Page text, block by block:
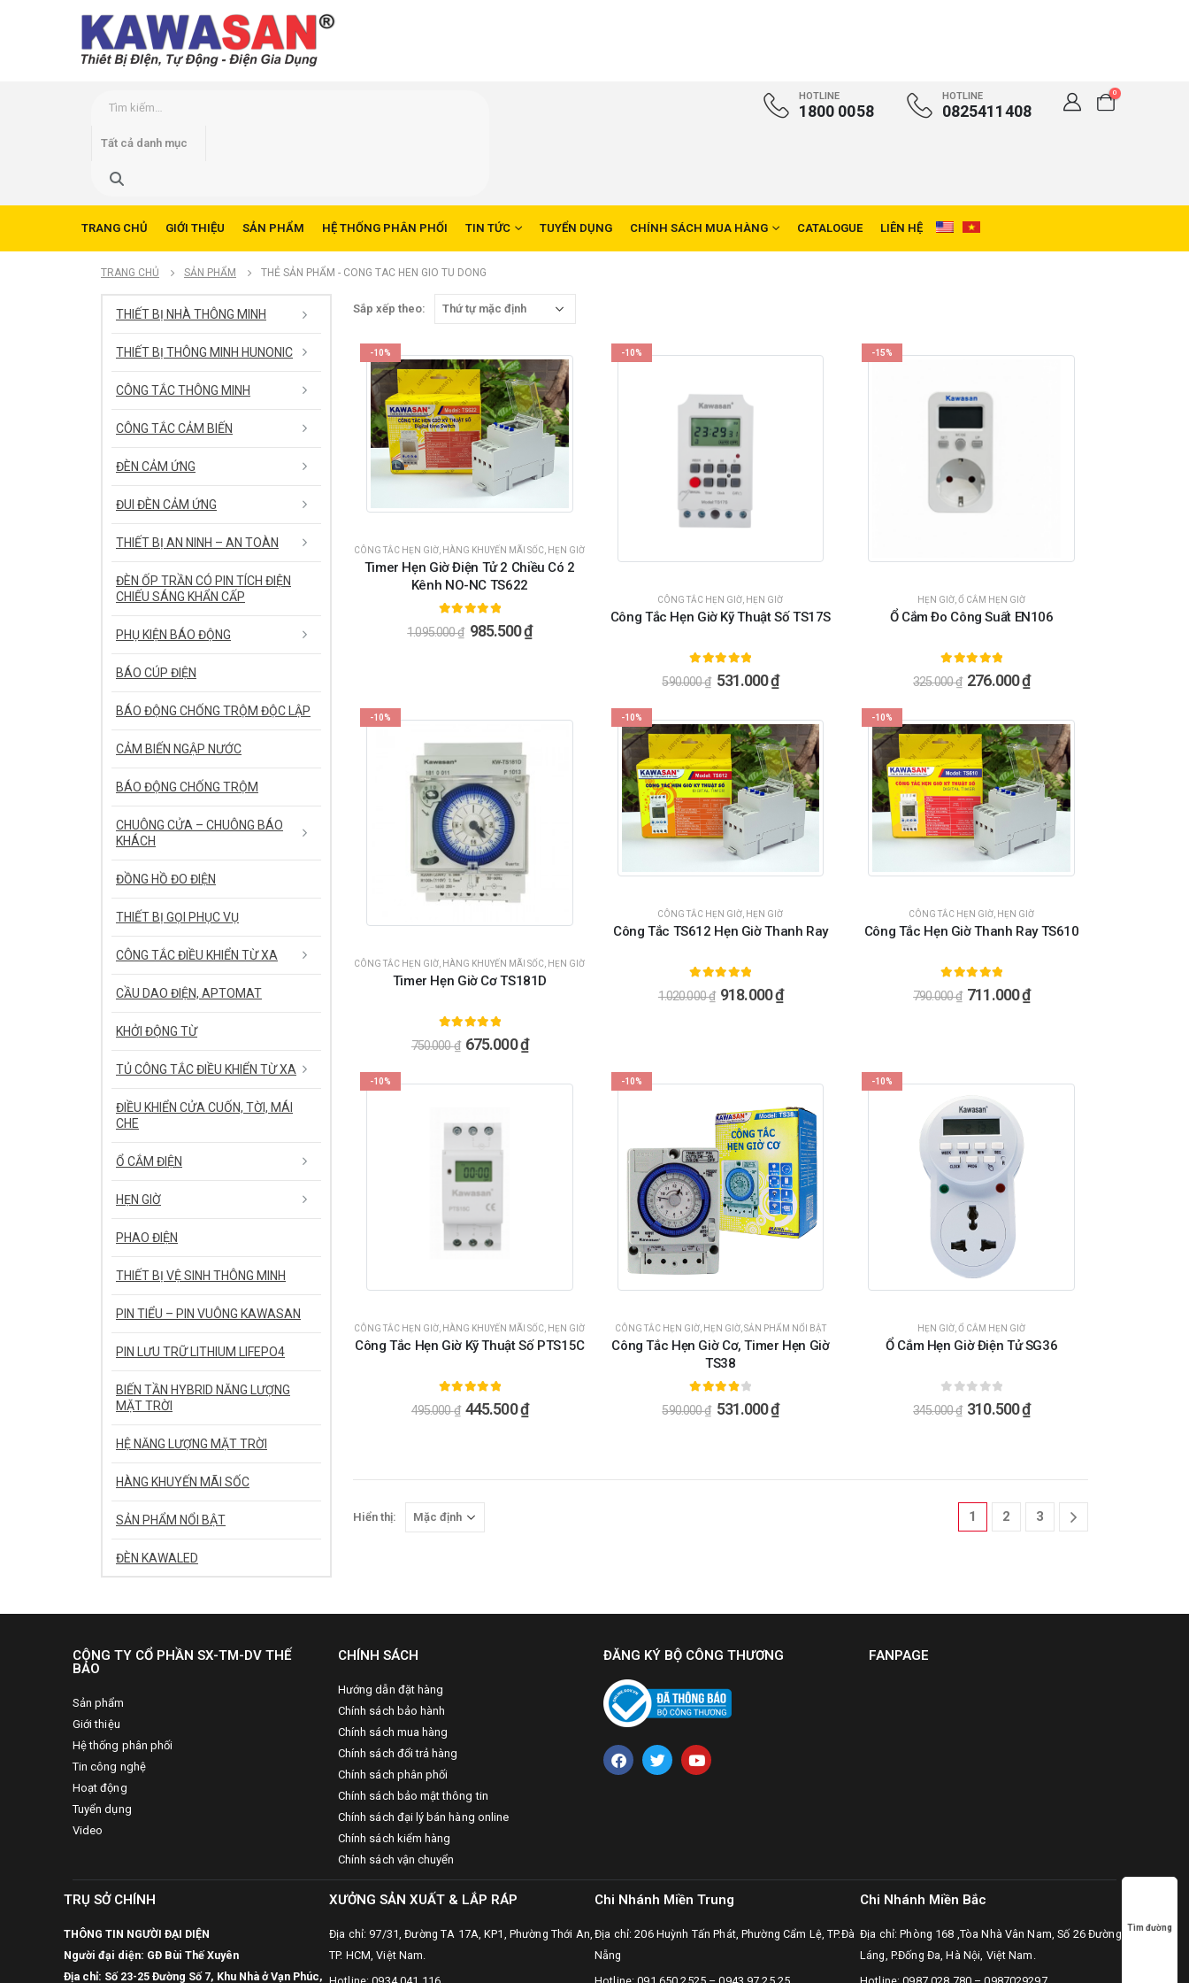
HOTLINE
1800 0058
HOTLINE
0825411408
0
TRANG CHỦ GIỚI THIỆU SẢN PHẨM HỆ THỐNG PHÂN PHỐI TIN TỨC TUYỂN DỤNG CHÍNH SÁCH MUA HÀNG CATALOGUE LIÊN HỆ
TRANG CHỦ SẢN PHẨM THẺ SẢN PHẨM - CONG TAC HEN GIO TU DONG
Sắp xếp theo:
-10%
CÔNG TẮC HẸN GIỜ HÀNG KHUYẾN MÃI SỐC HẸN GIỜ
Timer Hẹn Giờ Điện Tử 2 Chiều Có 2
Kênh NO-NC TS622
ngoài 5
1.095.000₫ 985.500₫
-10%
CÔNG TẮC HẸN GIỜ HẸN GIỜ
Công Tắc Hẹn Giờ Kỹ Thuật Số TS17S
ngoài 5
590.000₫ 531.000₫
-15%
HẸN GIỜ ,Ổ CẮM HẸN GIỜ
Ổ Cắm Đo Công Suất EN106
ngoài 5
325.000₫ 276.000₫
-10%
CÔNG TẮC HẸN GIỜ, HÀNG KHUYẾN MÃI SỐC, HẸN GIỜ
Timer Hẹn Giờ Cơ TS181D
ngoài 5
750.000₫ 675.000₫
-10%
CÔNG TẮC HẸN GIỜ, HẸN GIỜ
Công Tắc TS612 Hẹn Giờ Thanh Ray
ngoài 5
1.020.000₫ 918.000₫
-10%
CÔNG TẮC HẸN GIỜ, HẸN GIỜ
Công Tắc Hẹn Giờ Thanh Ray TS610
5.00ngoài 5
790.000₫ 711.000₫
-10%
CÔNG TẮC HẸN GIỜ HÀNG KHUYẾN MÃI SỐC HẸN GIỜ
Công Tắc Hẹn Giờ Kỹ Thuật Số PTS15C
ngoài 5
495.000₫ 445.500₫
-10%
CÔNG TẮC HẸN GIỜ, HẸN GIỜ, SẢN PHẨM NỔI BẬT
Công Tắc Hẹn Giờ Cơ, Timer Hẹn Giờ
TS38
4.00ngoài 5
590.000₫ 531.000₫
-10%
HẸN GIỜ ,Ổ CẮM HẸN GIỜ
Ổ Cắm Hẹn Giờ Điện Tử SG36
ngoài 5
345.000₫ 310.500₫
Hiển thị: 1 2 3
THIẾT BỊ NHÀ THÔNG MINH
THIẾT BỊ THÔNG MINH HUNONIC
CÔNG TẮC THÔNG MINH
CÔNG TẮC CẢM BIẾN
ĐÈN CẢM ỨNG
ĐUI ĐÈN CẢM ỨNG
THIẾT BỊ AN NINH – AN TOÀN
ĐÈN ỐP TRẦN CÓ PIN TÍCH ĐIỆN
CHIẾU SÁNG KHẨN CẤP
PHỤ KIỆN BÁO ĐỘNG
BÁO CÚP ĐIỆN
BÁO ĐỘNG CHỐNG TRỘM ĐỘC LẬP
CẢM BIẾN NGẬP NƯỚC
BÁO ĐỘNG CHỐNG TRỘM
CHUÔNG CỬA – CHUÔNG BÁO
KHÁCH
ĐỒNG HỒ ĐO ĐIỆN
THIẾT BỊ GỌI PHỤC VỤ
CÔNG TẮC ĐIỀU KHIỂN TỪ XA
CẦU DAO ĐIỆN, APTOMAT
KHỞI ĐỘNG TỪ
TỦ CÔNG TẮC ĐIỀU KHIỂN TỪ XA
ĐIỀU KHIỂN CỬA CUỐN, TỜI, MÁI
CHE
Ổ CẮM ĐIỆN
HẸN GIỜ
PHAO ĐIỆN
THIẾT BỊ VỆ SINH THÔNG MINH
PIN TIỂU – PIN VUÔNG KAWASAN
PIN LƯU TRỮ LITHIUM LIFEPO4
BIẾN TẦN HYBRID NĂNG LƯỢNG
MẶT TRỜI
HỆ NĂNG LƯỢNG MẶT TRỜI
HÀNG KHUYẾN MÃI SỐC
SẢN PHẨM NỔI BẬT
ĐÈN KAWALED
CÔNG TY CỔ PHẦN SX-TM-DV THẾ
BẢO
Sản phẩm
Giới thiệu
Hệ thống phân phối
Tin công nghệ
Hoạt động
Tuyển dụng
Video
CHÍNH SÁCH
Hướng dẫn đặt hàng
Chính sách bảo hành
Chính sách mua hàng
Chính sách đổi trả hàng
Chính sách phân phối
Chính sách bảo mật thông tin
Chính sách đại lý bán hàng online
Chính sách kiểm hàng
Chính sách vận chuyển
ĐĂNG KÝ BỘ CÔNG THƯƠNG FANPAGE
TRỤ SỞ CHÍNH
THÔNG TIN NGƯỜI ĐẠI DIỆN
Người đại diện: GĐ Bùi Thế Xuyên
Địa chỉ: Số 23-25 Đường Số 7, Khu Nhà ở Vạn Phúc,
XƯỞNG SẢN XUẤT & LẮP RÁP
Địa chỉ: 97/31, Đường TA 17A, KP1, Phường Thới An,
TP. HCM, Việt Nam.
Chi Nhánh Miền Trung
Địa chỉ: 206 Huỳnh Tấn Phát, Phường Cẩm Lệ, TP.Đà
Nẵng
Chi Nhánh Miền Bắc
Địa chỉ: Phòng 168 ,Tòa Nhà Vân Nam, Số 26 Đường
Láng, P.Đống Đa, Hà Nội, Việt Nam.
Tìm đường